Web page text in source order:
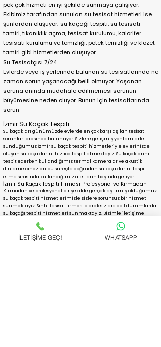
pek çok hizmeti en iyi şekilde sunmaya çalışıyor.
Ekibimiz tarafından sunulan su tesisat hizmetleri ise
şunlardan oluşuyor; su kaçağı tespiti, su tesisatı
tamiri, tıkanıklık açma, tesisat kurulumu, kalorifer
tesisatı kurulumu ve temizliği, petek temizliği ve klozet
tamiri gibi hizmetlerden oluşuyor.
Su Tesisatçısı 7/24
Evlerde veya iş yerlerinde bulunan su tesisatlarında ne
zaman sorun yaşanacağı belli olmuyor. Yaşanan
soruna anında müdahale edilmemesi sorunun
büyümesine neden oluyor. Bunun için tesisatlarında
sorun
İzmir Su Kaçak Tespiti
Su kaçakları günümüzde evlerde en çok karşılaşılan tesisat
sorunları arasında bulunuyor. Sizlere gelişmiş yöntemlerle
sunduğumuz İzmir su kaçak tespiti hizmetleriyle evlerinizde
oluşan su kaçaklarını hızlıca tespit etmekteyiz. Su kaçaklarını
tespit ederken kullandığımız termal kameralar ve akustik
dinleme cihazları bu süreçte doğrudan su kaçaklarını tespit
etme sırasında kullandığımız aletlerin başında geliyor.
İzmir Su Kaçak Tespiti Firması Profesyonel ve Kırmadan
Kırmadan ve profesyonel bir şekilde gerçekleştirmiş olduğumuz
su kaçak tespiti hizmetlerimizle sizlere sorunsuz bir hizmet
sunmaktayız. Sıhhi tesisat firması olarak sizlere acil durumlarda
su kaçağı tespiti hizmetleri sunmaktayız. Bizimle iletişime
geçerek randevu talebin de bulunabilir, sonrasında
hizmetlerimizden yararlanabilirsiniz.
İLETİŞİME GEÇ! WHATSAPP